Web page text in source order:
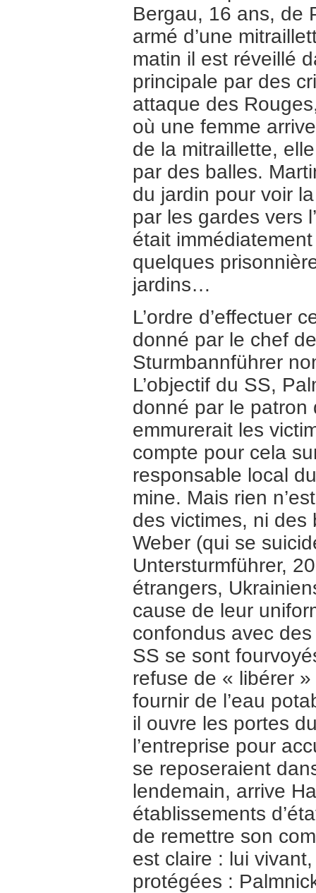
Bergau, 16 ans, de
armé d’une
matin il est réveillé
principale par des
attaque des
où une femme
de la mitraillette,
par des balles.
du jardin pour voir
par les gardes vers
était
quelques
jardins…
L’ordre d’effectuer
donné par le chef
Sturmbannführer
L’objectif du SS,
donné par le patron
emmurerait les
compte pour cela
responsable local
mine. Mais rien
des victimes, ni des
Weber (qui se
Untersturmführer,
étrangers,
cause de leur
confondus avec
SS se sont
refuse de « libérer
fournir de l’eau
il ouvre les portes
l’entreprise pour
se reposeraient
lendemain, arrive
établissements
de remettre son
est claire : lui
protégées :